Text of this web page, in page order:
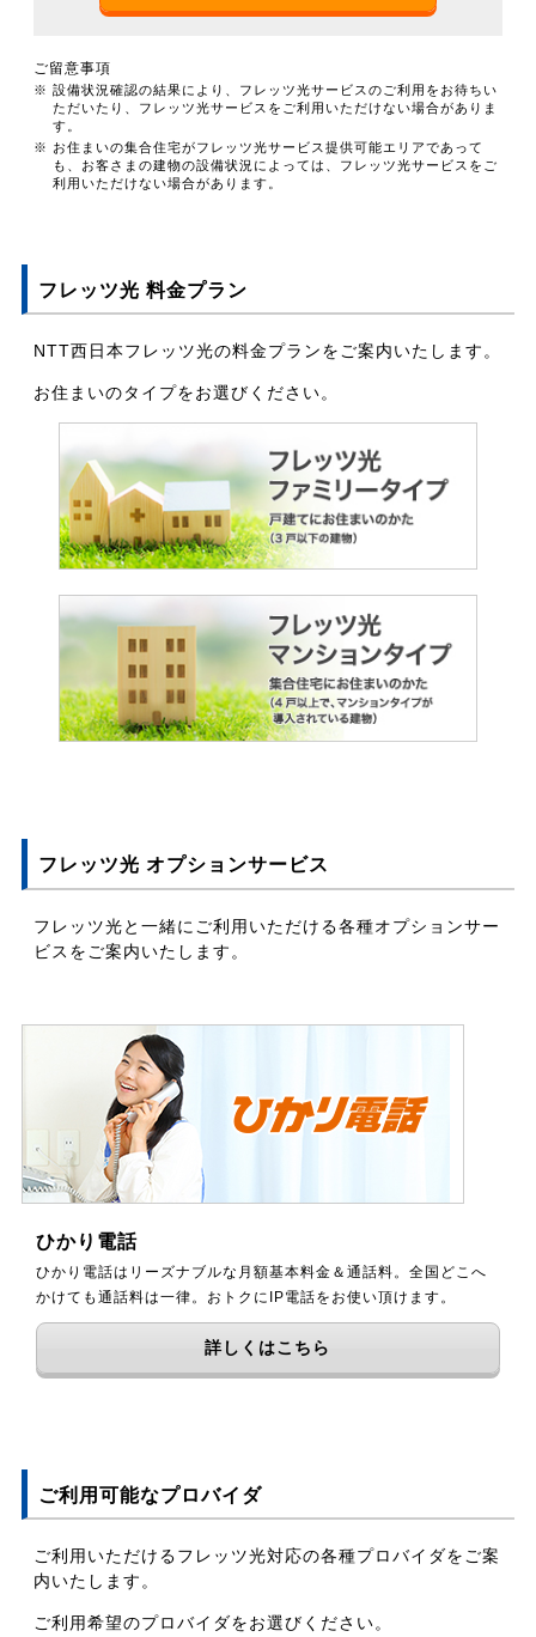
ご留意事項
※ 設備状況確認の結果により、フレッツ光サービスのご利用をお待ちい
ただいたり、フレッツ光サービスをご利用いただけない場合がありま
す。
※ お住まいの集合住宅がフレッツ光サービス提供可能エリアであって
も、お客さまの建物の設備状況によっては、フレッツ光サービスをご
利用いただけない場合があります。
フレッツ光 料金プラン
NTT西日本フレッツ光の料金プランをご案内いたします。
お住まいのタイプをお選びください。
フレッツ光 オプションサービス
フレッツ光と一緒にご利用いただける各種オプションサー
ビスをご案内いたします。
ひかり電話
ひかり電話はリーズナブルな月額基本料金＆通話料。全国どこへ
かけても通話料は一律。おトクにIP電話をお使い頂けます。
詳しくはこちら
ご利用可能なプロバイダ
ご利用いただけるフレッツ光対応の各種プロバイダをご案
内いたします。
ご利用希望のプロバイダをお選びください。